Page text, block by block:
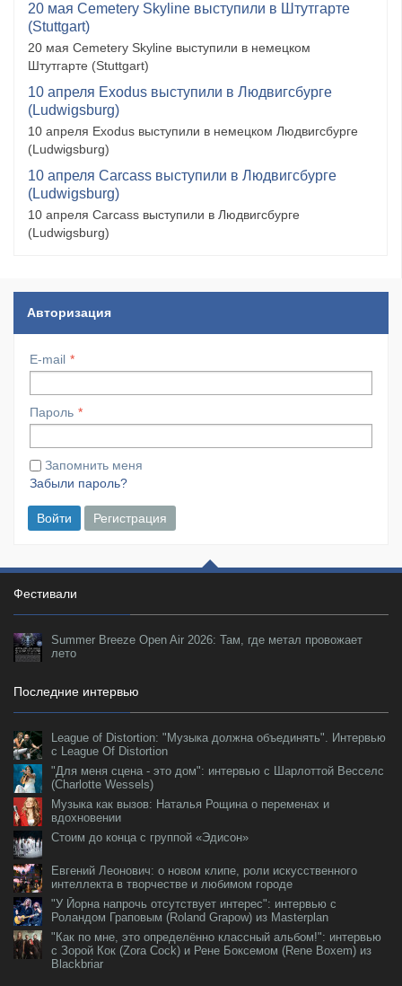
20 мая Cemetery Skyline выступили в Штутгарте
(Stuttgart)
20 мая Cemetery Skyline выступили в немецком
Штутгарте (Stuttgart)
10 апреля Exodus выступили в Людвигсбурге
(Ludwigsburg)
10 апреля Exodus выступили в немецком Людвигсбурге
(Ludwigsburg)
10 апреля Carcass выступили в Людвигсбурге
(Ludwigsburg)
10 апреля Carcass выступили в Людвигсбурге
(Ludwigsburg)
Авторизация
E-mail
Пароль
Запомнить меня
Забыли пароль?
Войти Регистрация
Фестивали
Summer Breeze Open Air 2026: Там, где метал провожает
лето
Последние интервью
League of Distortion: "Музыка должна объединять". Интервью
с League Of Distortion
"Для меня сцена - это дом": интервью с Шарлоттой Весселс
(Charlotte Wessels)
Музыка как вызов: Наталья Рощина о переменах и
вдохновении
Стоим до конца с группой «Эдисон»
Евгений Леонович: о новом клипе, роли искусственного
интеллекта в творчестве и любимом городе
"У Йорна напрочь отсутствует интерес": интервью с
Роландом Граповым (Roland Grapow) из Masterplan
"Как по мне, это определённо классный альбом!": интервью
с Зорой Кок (Zora Cock) и Рене Боксемом (Rene Boxem) из
Blackbriar